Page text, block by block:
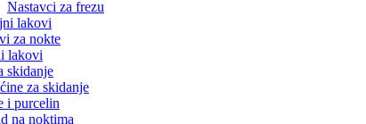
Nastavci za frezu
lakovi
za nokte
lakovi
skidanje
za skidanje
i purcelin
na noktima